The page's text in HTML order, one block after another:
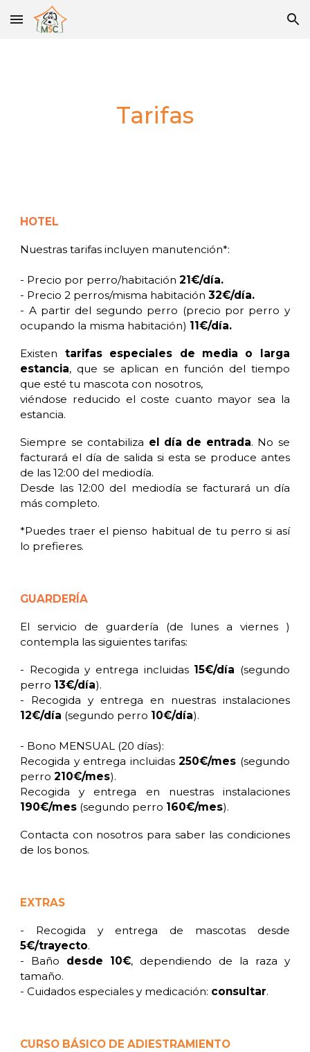
Skip to main content Skip to navigation
Tarifas
HOTEL
Nuestras tarifas incluyen manutención*:
- Precio por perro/habitación21€/día.
- Precio 2 perros/misma habitación32€/día.
- A partir del segundo perro (precio por perro y
ocupando la misma habitación) 11€/día.
Existen tarifas especiales de media o larga
estancia, que se aplican en función del tiempo
que esté tu mascota con nosotros,
viéndose reducido el coste cuanto mayor sea la
estancia.
Siempre se contabiliza el día de entrada. No se
facturará el día de salida si esta se produce antes
de las 12:00 del mediodía.
Desde las 12:00 del mediodía se facturará un día
más completo.
*Puedes traer el pienso habitual de tu perro si así
lo prefieres.
GUARDERÍA
El servicio de guardería (de lunes a viernes )
contempla las siguientes tarifas:
- Recogida y entrega incluidas 15€/día (segundo
perro 13€/día).
- Recogida y entrega en nuestras instalaciones
12€/día (segundo perro 10€/día).
- Bono MENSUAL (20 días):
Recogida y entrega incluidas250€/mes (segundo
perro210€/mes).
Recogida y entrega en nuestras instalaciones
190€/mes (segundo perro 160€/mes).
Contacta con nosotros para saber las condiciones
de los bonos.
EXTRAS
- Recogida y entrega de mascotas desde
5€/trayecto.
- Baño desde 10€, dependiendo de la raza y
tamaño.
- Cuidados especiales y medicación: consultar.
CURSO BÁSICO DE ADIESTRAMIENTO